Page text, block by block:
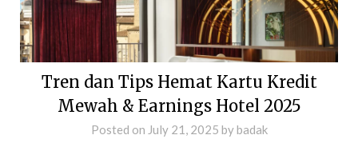
Tren dan Tips Hemat Kartu Kredit
Mewah & Earnings Hotel 2025
Posted on July 21, 2025 bybadak